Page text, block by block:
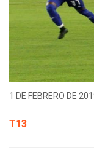
1 DE FEBRERO DE
T13